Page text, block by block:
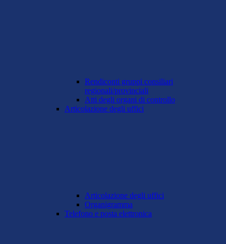
Rendiconti gruppi consiliari
regionali/provinciali
Atti degli organi di controllo
Articolazione degli uffici
Articolazione degli uffici
Organigramma
Telefono e posta elettronica